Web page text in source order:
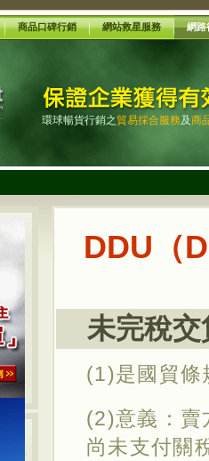
商品口碑行銷 網站救星服務 網路
環球暢貨行銷之 貿易採合服務及商
DDU（
未完稅
(1)是國貿條
(2)意義：賣
尚未支付關